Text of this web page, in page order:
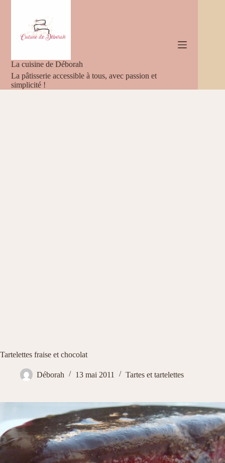
La cuisine de Déborah
La pâtisserie accessible à tous, avec passion et
simplicité !
Tartelettes fraise et chocolat
Déborah 13 mai 2011 Tartes et tartelettes